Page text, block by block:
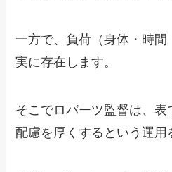
一方で、負荷（身体・時
実に存在します。
そこでロバーツ監督は、
配慮を厚くするという運用